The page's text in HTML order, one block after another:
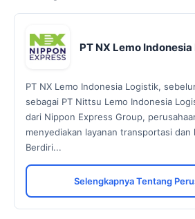
PT NX Lemo
PT NX Lemo Indonesia Logistik,
sebagai PT Nittsu Lemo Indonesia
dari Nippon Express Group,
menyediakan layanan transportasi
Berdiri...
Selengkapnya Tentang